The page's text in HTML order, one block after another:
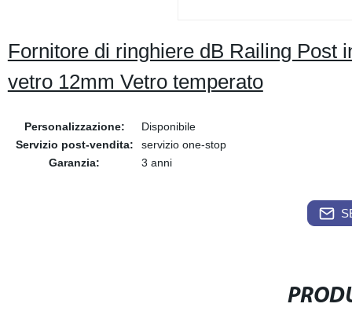
Fornitore di ringhiere dB Railing Post
vetro 12mm Vetro temperato
Personalizzazione:
Disponibile
Servizio post-vendita:
servizio one-stop
Garanzia:
3 anni